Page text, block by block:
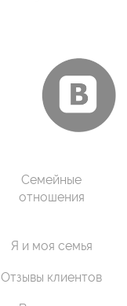
Семейные
отношения
Я и моя семья
Отзывы клиентов